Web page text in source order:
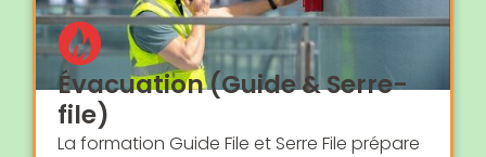
Évacuation (Guide & Serre-
file)
La formation Guide File et Serre File prépare